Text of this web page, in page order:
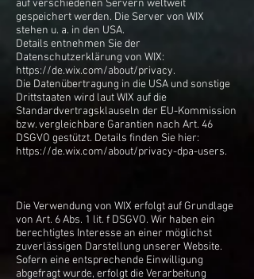
auf verschiedenen Servern weltweit
gespeichert werden. Die Server von WIX
stehen u. a. in den USA.
Details entnehmen Sie der
Datenschutzerklärung von WIX:
https://de.wix.com/about/privacy.
Die Datenübertragung in die USA und sonstige
Drittstaaten wird laut WIX auf die
Standardvertragsklauseln der EU-Kommission
bzw. vergleichbare Garantien nach Art. 46
DSGVO gestützt. Details finden Sie hier:
https://de.wix.com/about/privacy-dpa-users.
Die Verwendung von WIX erfolgt auf Grundlage
von Art. 6 Abs. 1 lit. f DSGVO. Wir haben ein
berechtigtes Interesse an einer möglichst
zuverlässigen Darstellung unserer Website.
Sofern eine entsprechende Einwilligung
abgefragt wurde, erfolgt die Verarbeitung